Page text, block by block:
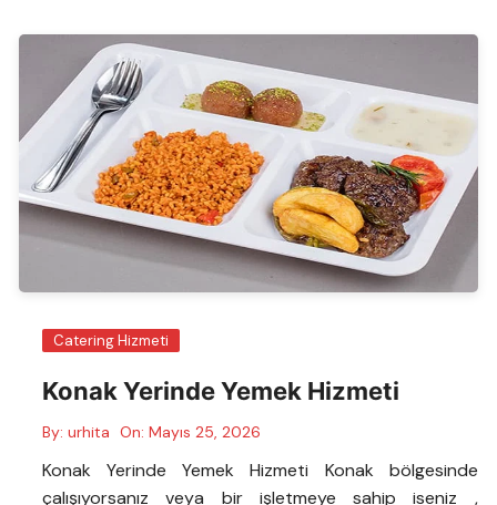
Catering Hizmeti
Konak Yerinde Yemek Hizmeti
By: urhita On: Mayıs 25, 2026
Konak Yerinde Yemek Hizmeti Konak bölgesinde
çalışıyorsanız veya bir işletmeye sahip iseniz ,